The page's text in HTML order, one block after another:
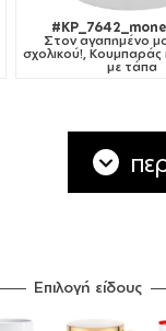
Στον αγαπημένο
σχολικού!,
με τάπα
Επιλογή είδους